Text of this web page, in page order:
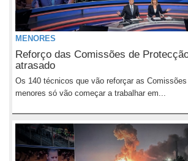
MENORES
Reforço das Comissões de
atrasado
Os 140 técnicos que vão reforçar as
menores só vão começar a trabalhar em...